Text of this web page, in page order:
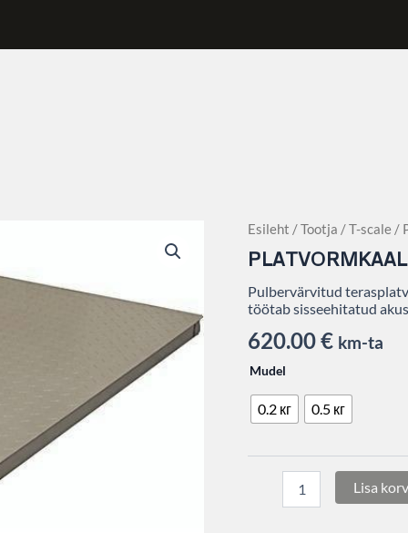
Esileht /Tootja /T-scale /
Pulbervärvitud
töötab sisseehitatud
620.00€ km-ta
Mudel
0.2 кг 0.5 кг
Platvormkaal
120x120
+
CW
indikaator
Lisa